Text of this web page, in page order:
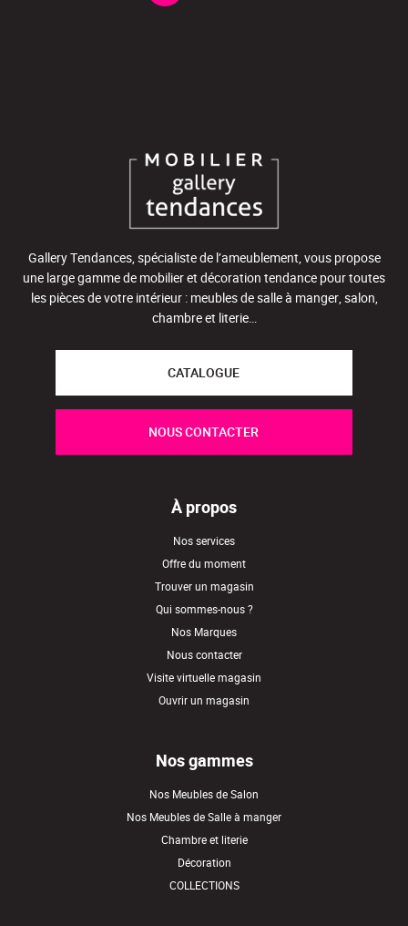
Gallery Tendances, spécialiste de l’ameublement, vous propose
une large gamme de mobilier et décoration tendance pour toutes
les pièces de votre intérieur : meubles de salle à manger, salon,
chambre et literie…
CATALOGUE
NOUS CONTACTER
À propos
Nos services
Offre du moment
Trouver un magasin
Qui sommes-nous ?
Nos Marques
Nous contacter
Visite virtuelle magasin
Ouvrir un magasin
Nos gammes
Nos Meubles de Salon
Nos Meubles de Salle à manger
Chambre et literie
Décoration
COLLECTIONS